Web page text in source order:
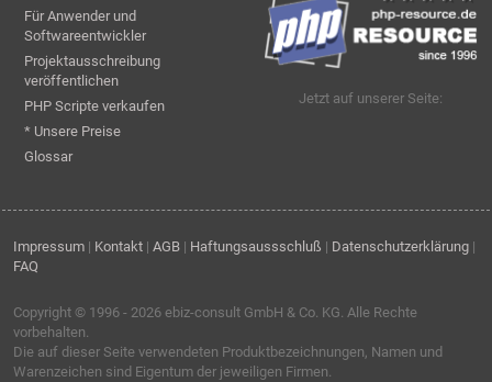
Für Anwender und
Softwareentwickler
Projektausschreibung
veröffentlichen
PHP Scripte verkaufen
* Unsere Preise
Glossar
Jetzt auf unserer Seite:
Impressum | Kontakt | AGB | Haftungsaussschluß | Datenschutzerklärung |
FAQ
Copyright © 1996 - 2026 ebiz-consult GmbH & Co. KG. Alle Rechte
vorbehalten.
Die auf dieser Seite verwendeten Produktbezeichnungen, Namen und
Warenzeichen sind Eigentum der jeweiligen Firmen.